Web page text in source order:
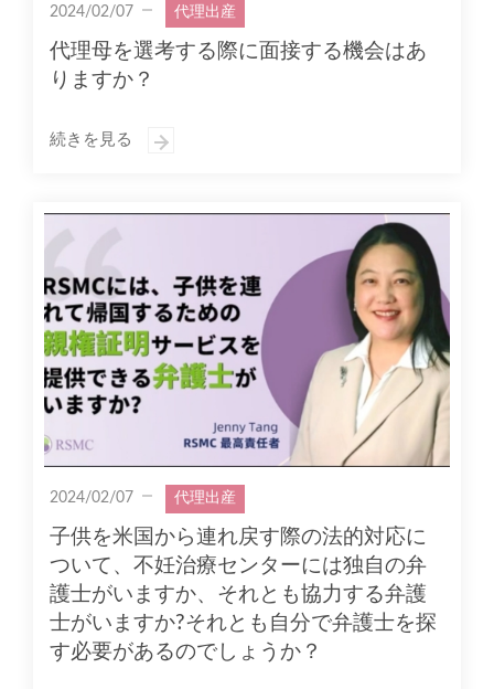
2024/02/07 代理出産
代理母を選考する際に面接する機会はあ
りますか？
続きを見る
2024/02/07 代理出産
子供を米国から連れ戻す際の法的対応に
ついて、不妊治療センターには独自の弁
護士がいますか、それとも協力する弁護
士がいますか?それとも自分で弁護士を探
す必要があるのでしょうか？